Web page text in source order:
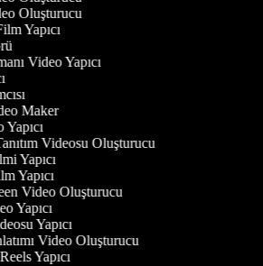
Oluşturucu
Yapıcı
Video Yapıcı
Maker
Yapıcı
Videosu Oluşturucu
Yapıcı
Yapıcı
Video Oluşturucu
Yapıcı
Yapıcı
Video Oluşturucu
Yapıcı